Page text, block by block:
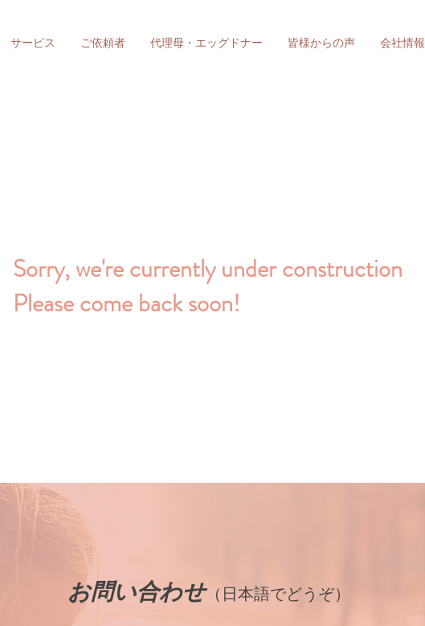
サービス ご依頼者 代理母・エッグドナー 皆様からの声 会社情報
Sorry, we're currently under construction
Please come back soon!
お問い合わせ（日本語でどうぞ）